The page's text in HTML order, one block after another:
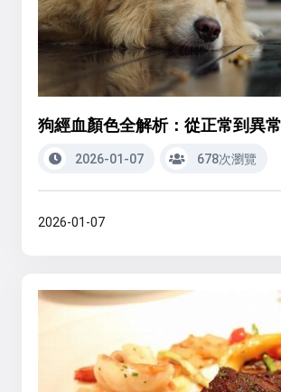
狗經血顏色全解析：從正常到異
2026-01-07 678次瀏覽
2026-01-07